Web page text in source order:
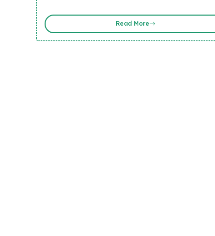
Read More